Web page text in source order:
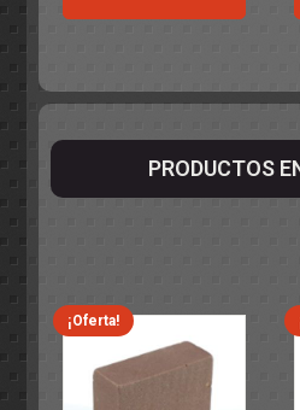
PRODUCTOS
¡Oferta!